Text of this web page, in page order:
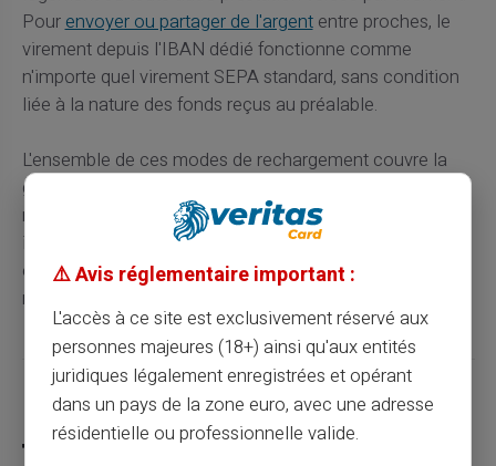
Pourenvoyer ou partager de l'argententre proches, le
virement depuis l'IBAN dédié fonctionne comme
n'importe quel virement SEPA standard, sans condition
liée à la nature des fonds reçus au préalable.
L'ensemble de ces modes de rechargement couvre la
grande majorité des situations financières atypiques
rencontrées par les étudiants, les travailleurs
indépendants, les nouveaux arrivants ou les personnes
en reconversion, pour lesquels la justification d'un
revenu fixe et régulier n'est ni possible ni pertinente.
Partager cet article
⚠️ Avis réglementaire important :
L'accès à ce site est exclusivement réservé aux
personnes majeures (18+) ainsi qu'aux entités
juridiques légalement enregistrées et opérant
dans un pays de la zone euro, avec une adresse
résidentielle ou professionnelle valide.